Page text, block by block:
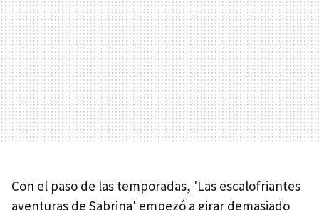
Con el paso de las temporadas, 'Las escalofriantes
aventuras de Sabrina' empezó a girar demasiado